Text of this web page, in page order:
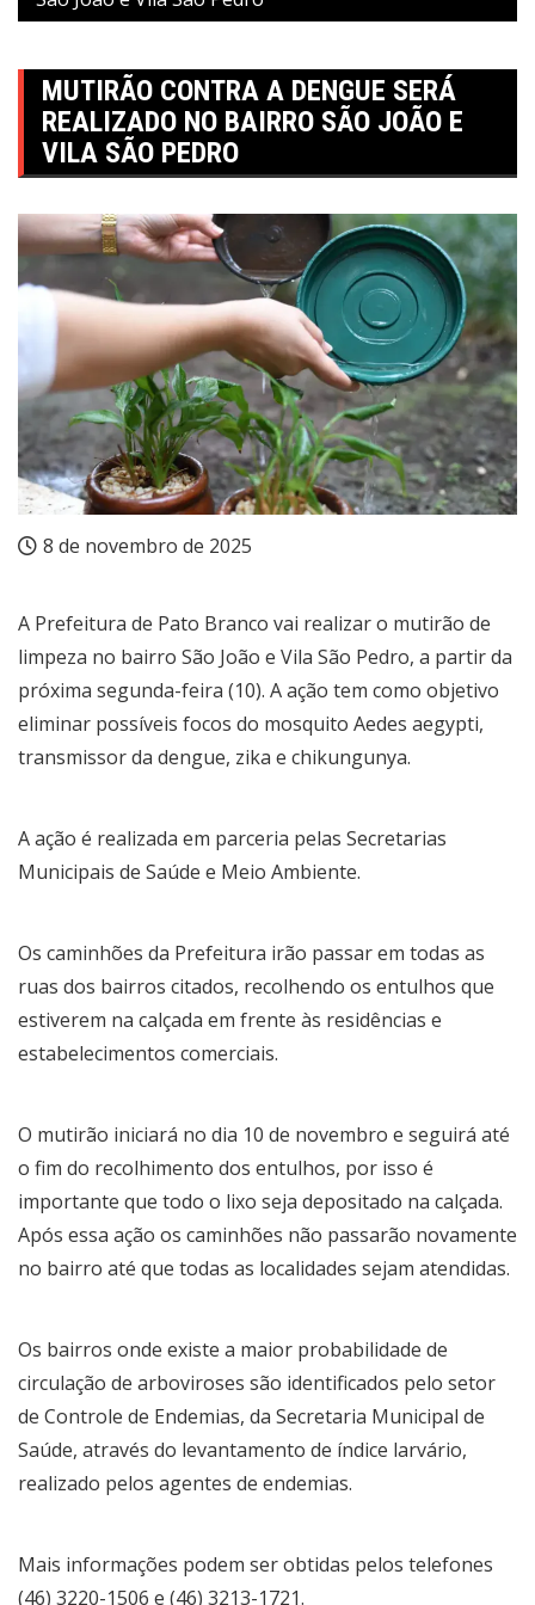
MUTIRÃO CONTRA A DENGUE SERÁ
REALIZADO NO BAIRRO SÃO JOÃO E
VILA SÃO PEDRO
8 de novembro de 2025
A Prefeitura de Pato Branco vai realizar o mutirão de
limpeza no bairro São João e Vila São Pedro, a partir da
próxima segunda-feira (10). A ação tem como objetivo
eliminar possíveis focos do mosquito Aedes aegypti,
transmissor da dengue, zika e chikungunya.
A ação é realizada em parceria pelas Secretarias
Municipais de Saúde e Meio Ambiente.
Os caminhões da Prefeitura irão passar em todas as
ruas dos bairros citados, recolhendo os entulhos que
estiverem na calçada em frente às residências e
estabelecimentos comerciais.
O mutirão iniciará no dia 10 de novembro e seguirá até
o fim do recolhimento dos entulhos, por isso é
importante que todo o lixo seja depositado na calçada.
Após essa ação os caminhões não passarão novamente
no bairro até que todas as localidades sejam atendidas.
Os bairros onde existe a maior probabilidade de
circulação de arboviroses são identificados pelo setor
de Controle de Endemias, da Secretaria Municipal de
Saúde, através do levantamento de índice larvário,
realizado pelos agentes de endemias.
Mais informações podem ser obtidas pelos telefones
(46) 3220-1506 e (46) 3213-1721.